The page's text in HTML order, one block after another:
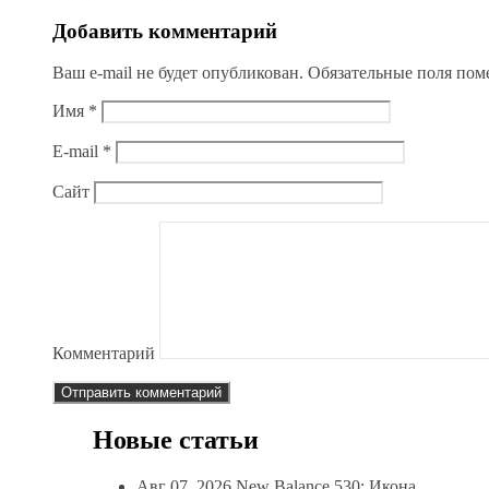
Добавить комментарий
Ваш e-mail не будет опубликован. Обязательные поля
Имя *
E-mail *
Сайт
Комментарий
Новые статьи